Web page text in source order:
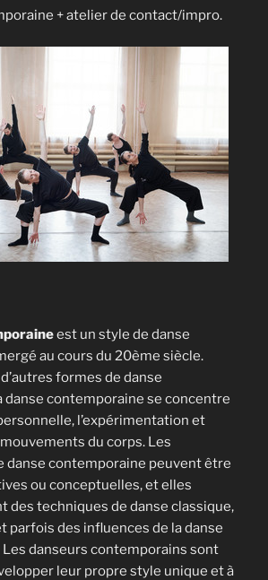
+ atelier de contact/impro.
est un style de danse
au cours du 20ème siècle.
formes de danse
contemporaine se concentre
l’expérimentation et
du corps. Les
danse contemporaine peuvent être
ou conceptuelles, et elles
des techniques de danse classique,
parfois des influences de la danse
danseurs contemporains sont
leur propre style unique et à